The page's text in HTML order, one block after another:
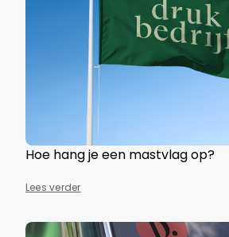
Hoe hang je een mastvlag op?
Lees verder